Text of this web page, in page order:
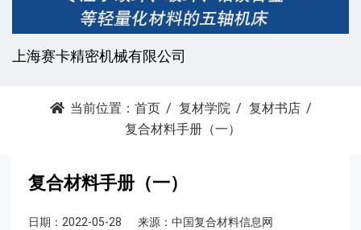
上海赛卡精密机械有限公司
当前位置： 首页 复材学院
复材书店
复合材料手册（一）
复合材料手册（一）
日期：2022-05-28 来源：中国复合材料信息网